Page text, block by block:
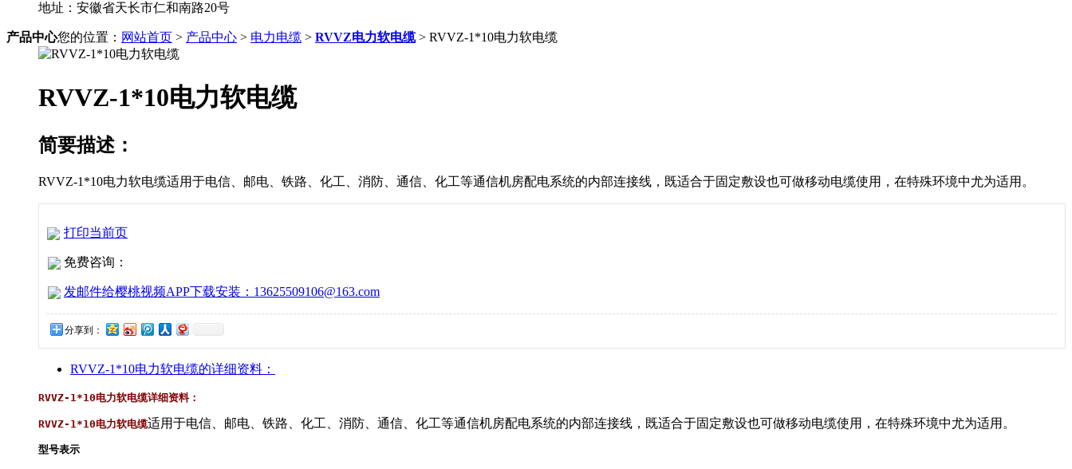
地址：安徽省天长市仁和南路20号
产品中心您的位置： 网站首页 > 产品中心 > 电力电缆 > RVVZ电力软电缆> RVVZ-1*10电力软电缆
RVVZ-1*10电力软电缆
简要描述：
RVVZ-1*10电力软电缆适用于电信、邮电、铁路、化工、消防、通信、化工等通信机房配电系统的内部连接线，既适合于固定敷设也可做移动电缆使用，在特殊环境中尤为适用。
打印当前页
免费咨询：
发邮件给樱桃视频APP下载安装：13625509106@163.com
分享到：
RVVZ-1*10电力软电缆的详细资料：
RVVZ-1*10电力软电缆详细资料：
RVVZ-1*10电力软电缆适用于电信、邮电、铁路、化工、消防、通信、化工等通信机房配电系统的内部连接线，既适合于固定敷设也可做移动电缆使用，在特殊环境中尤为适用。
型号表示